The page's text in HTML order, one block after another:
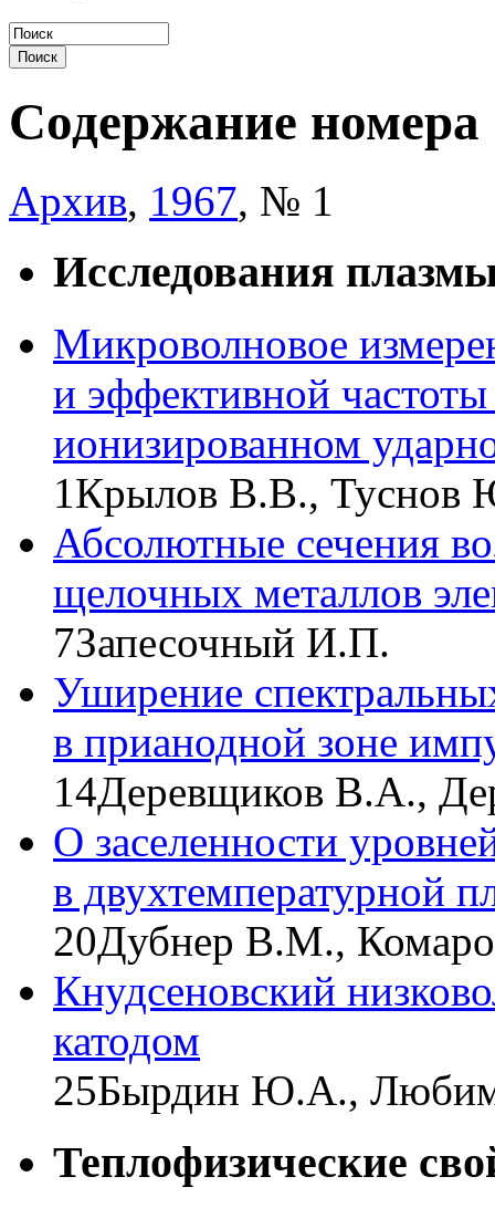
Содержание номера
Архив, 1967, № 1
Исследования
Микроволновое
и эффективной
ионизированном
1Крылов В.В., Туснов
Абсолютные сечения
щелочных металлов
7Запесочный И.П.
Уширение
в прианодной зоне
14Деревщиков В.А.,
О заселенности
в двухтемпературной
20Дубнер В.М.,
Кнудсеновский
катодом
25Бырдин Ю.А.,
Теплофизические